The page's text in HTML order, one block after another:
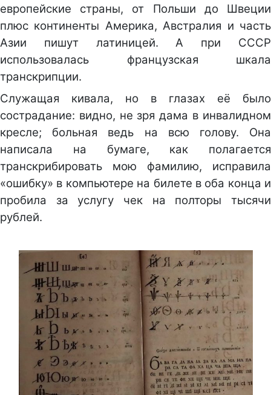
европейские страны, от Польши до Швеции
плюс континенты Америка, Австралия и часть
Азии пишут латиницей. А при СССР
использовалась французская шкала
транскрипции.
Служащая кивала, но в глазах её было
сострадание: видно, не зря дама в инвалидном
кресле; больная ведь на всю голову. Она
написала на бумаге, как полагается
транскрибировать мою фамилию, исправила
«ошибку» в компьютере на билете в оба конца и
пробила за услугу чек на полторы тысячи
рублей.